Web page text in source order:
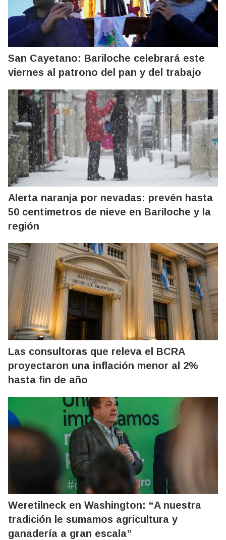
San Cayetano: Bariloche celebrará este
viernes al patrono del pan y del trabajo
Alerta naranja por nevadas: prevén hasta
50 centímetros de nieve en Bariloche y la
región
Las consultoras que releva el BCRA
proyectaron una inflación menor al 2%
hasta fin de año
Weretilneck en Washington: “A nuestra
tradición le sumamos agricultura y
ganadería a gran escala”